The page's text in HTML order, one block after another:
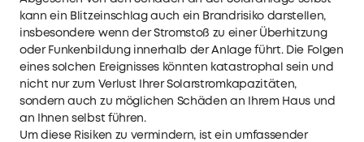
kann ein Blitzeinschlag auch ein Brandrisiko darstellen,
insbesondere wenn der Stromstoß zu einer Überhitzung
oder Funkenbildung innerhalb der Anlage führt. Die Folgen
eines solchen Ereignisses könnten katastrophal sein und
nicht nur zum Verlust Ihrer Solarstromkapazitäten,
sondern auch zu möglichen Schäden an Ihrem Haus und
an Ihnen selbst führen.
Um diese Risiken zu vermindern, ist ein umfassender